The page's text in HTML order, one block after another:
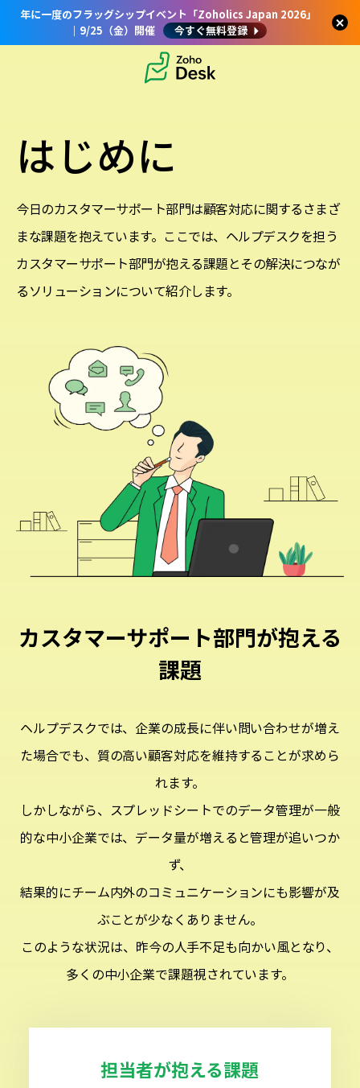
年に一度のフラッグシップイベント「Zoholics Japan 2026」
｜9/25（金）開催
今すぐ無料登録
はじめに
今日のカスタマーサポート部門は顧客対応に関するさまざ
まな課題を抱えています。 ここでは、ヘルプデスクを担う
カスタマーサポート部門が抱える課題とその解決につなが
るソリューションについて紹介します。
カスタマーサポート部門が抱える
課題
ヘルプデスクでは、企業の成長に伴い問い合わせが増え
た場合でも、質の高い顧客対応を維持することが求めら
れます。
しかしながら、スプレッドシートでのデータ管理が一般
的な中小企業では、データ量が増えると管理が追いつか
ず、
結果的にチーム内外のコミュニケーションにも影響が及
ぶことが少なくありません。
このような状況は、昨今の人手不足も向かい風となり、
多くの中小企業で課題視されています。
担当者が抱える課題